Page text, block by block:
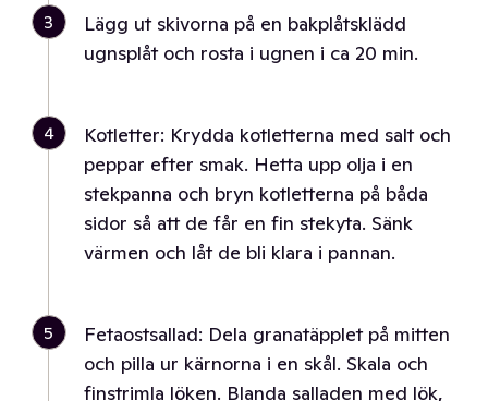
3
Lägg ut skivorna på en bakplåtsklädd
ugnsplåt och rosta i ugnen i ca 20 min.
4
Kotletter: Krydda kotletterna med salt och
peppar efter smak. Hetta upp olja i en
stekpanna och bryn kotletterna på båda
sidor så att de får en fin stekyta. Sänk
värmen och låt de bli klara i pannan.
5
Fetaostsallad: Dela granatäpplet på mitten
och pilla ur kärnorna i en skål. Skala och
finstrimla löken. Blanda salladen med lök,